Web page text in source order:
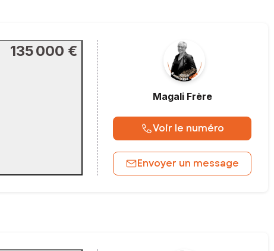
135 000 €
Magali Frère
Voir le numéro
Envoyer un message